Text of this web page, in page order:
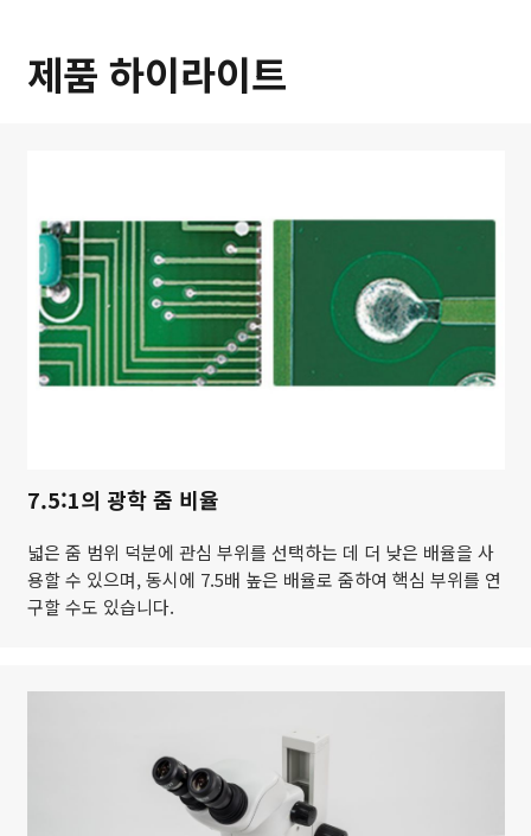
제품 하이라이트
7.5:1의 광학 줌 비율
넓은 줌 범위 덕분에 관심 부위를 선택하는 데 더 낮은 배율을 사
용할 수 있으며, 동시에 7.5배 높은 배율로 줌하여 핵심 부위를 연
구할 수도 있습니다.